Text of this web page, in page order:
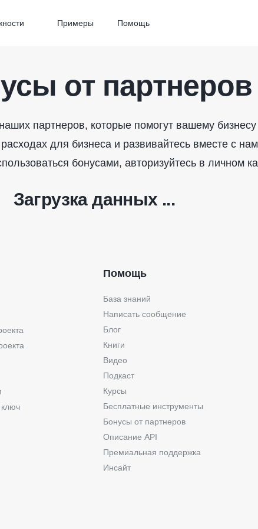
Примеры Помощь
от партнеров
партнеров, которые помогут вашему
для бизнеса и развивайтесь вместе с
бонусами, авторизуйтесь в личном
Загрузка данных ...
ключ
Помощь
База знаний
Написать сообщение
Блог
Книги
Видео
Подкаст
Курсы
Бесплатные инструменты
Бонусы от партнеров
Описание API
Премиальная поддержка
Инсайт